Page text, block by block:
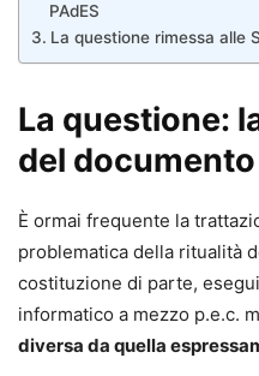
PAdES
La questione rimessa alle
La questione:
del
È ormai frequente la
problematica della ritualità
costituzione di parte,
informatico a mezzo p.e.c.
diversa da quella